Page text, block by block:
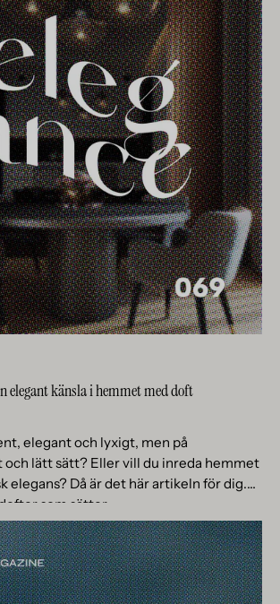
elegant känsla i hemmet med doft
elegant och lyxigt, men på
lätt sätt? Eller vill du inreda hemmet
elegans? Då är det här artikeln för dig.
som sätter...